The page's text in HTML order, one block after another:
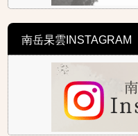
南岳杲雲INSTAGRAM